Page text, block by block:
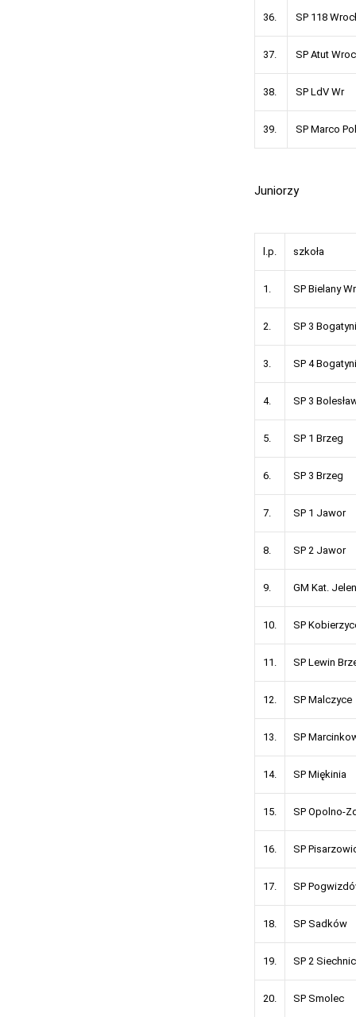
36. SP 118
37. SP Atut
38. SP LdV Wr
39. SP Marco
Juniorzy
l.p. szkoła
1. SP
2. SP 3
3. SP 4
4. SP 3
5. SP 1
6. SP 3
7. SP 1 Jawor
8. SP 2
9. GM Kat.
10. SP
11. SP
12. SP
13. SP
14. SP
15. SP
16. SP
17. SP
18. SP
19. SP 2
20. SP